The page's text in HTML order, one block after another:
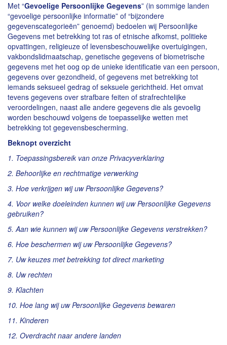
Met “Gevoelige Persoonlijke Gegevens” (in sommige landen
“gevoelige persoonlijke informatie” of “bijzondere
gegevenscategorieën” genoemd) bedoelen wij Persoonlijke
Gegevens met betrekking tot ras of etnische afkomst, politieke
opvattingen, religieuze of levensbeschouwelijke overtuigingen,
vakbondslidmaatschap, genetische gegevens of biometrische
gegevens met het oog op de unieke identificatie van een persoon,
gegevens over gezondheid, of gegevens met betrekking tot
iemands seksueel gedrag of seksuele gerichtheid. Het omvat
tevens gegevens over strafbare feiten of strafrechtelijke
veroordelingen, naast alle andere gegevens die als gevoelig
worden beschouwd volgens de toepasselijke wetten met
betrekking tot gegevensbescherming.
Beknopt overzicht
1. Toepassingsbereik van onze Privacyverklaring
2. Behoorlijke en rechtmatige verwerking
3. Hoe verkrijgen wij uw Persoonlijke Gegevens?
4. Voor welke doeleinden kunnen wij uw Persoonlijke Gegevens
gebruiken?
5. Aan wie kunnen wij uw Persoonlijke Gegevens verstrekken?
6. Hoe beschermen wij uw Persoonlijke Gegevens?
7. Uw keuzes met betrekking tot direct marketing
8. Uw rechten
9. Klachten
10. Hoe lang wij uw Persoonlijke Gegevens bewaren
11. Kinderen
12. Overdracht naar andere landen